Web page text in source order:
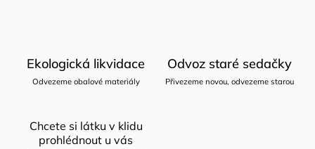
Ekologická likvidace
Odvezeme obalové materiály
Odvoz staré sedačky
Přivezeme novou, odvezeme starou
Chcete si látku v klidu
prohlédnout u vás